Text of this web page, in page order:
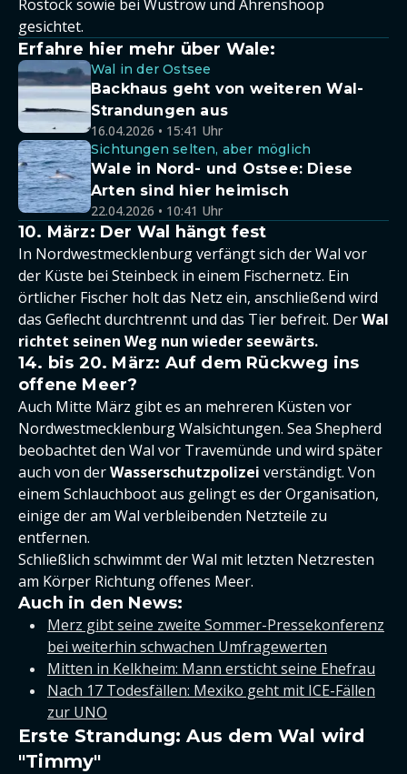
Rostock sowie bei Wustrow und Ahrenshoop
gesichtet.
Erfahre hier mehr über Wale:
Wal in der Ostsee
Backhaus geht von weiteren Wal-
Strandungen aus
16.04.2026 • 15:41 Uhr
Sichtungen selten, aber möglich
Wale in Nord- und Ostsee: Diese
Arten sind hier heimisch
22.04.2026 • 10:41 Uhr
10. März: Der Wal hängt fest
In Nordwestmecklenburg verfängt sich der Wal vor
der Küste bei Steinbeck in einem Fischernetz. Ein
örtlicher Fischer holt das Netz ein, anschließend wird
das Geflecht durchtrennt und das Tier befreit. DerWal
richtet seinen Weg nun wieder seewärts.
14. bis 20. März: Auf dem Rückweg ins
offene Meer?
Auch Mitte März gibt es an mehreren Küsten vor
Nordwestmecklenburg Walsichtungen. Sea Shepherd
beobachtet den Wal vor Travemünde und wird später
auch von derWasserschutzpolizei verständigt. Von
einem Schlauchboot aus gelingt es der Organisation,
einige der am Wal verbleibenden Netzteile zu
entfernen.
Schließlich schwimmt der Wal mit letzten Netzresten
am Körper Richtung offenes Meer.
Auch in den News:
Merz gibt seine zweite Sommer-Pressekonferenz
bei weiterhin schwachen Umfragewerten
Mitten in Kelkheim: Mann ersticht seine Ehefrau
Nach 17 Todesfällen: Mexiko geht mit ICE-Fällen
zur UNO
Erste Strandung: Aus dem Wal wird
"Timmy"